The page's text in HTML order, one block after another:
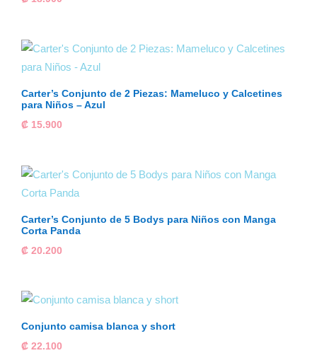
Carter’s Conjunto de 2 Piezas: Mameluco y Calcetines
para Niños – Azul
₡ 15.900
Carter’s Conjunto de 5 Bodys para Niños con Manga
Corta Panda
₡ 20.200
Conjunto camisa blanca y short
₡ 22.100